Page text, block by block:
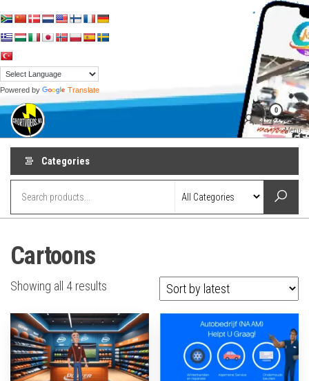
to
content
Powered by Translate
shortvideos.nl
ondernemers
0
Menu
Categories
Cartoons
Showing all 4 results
latest